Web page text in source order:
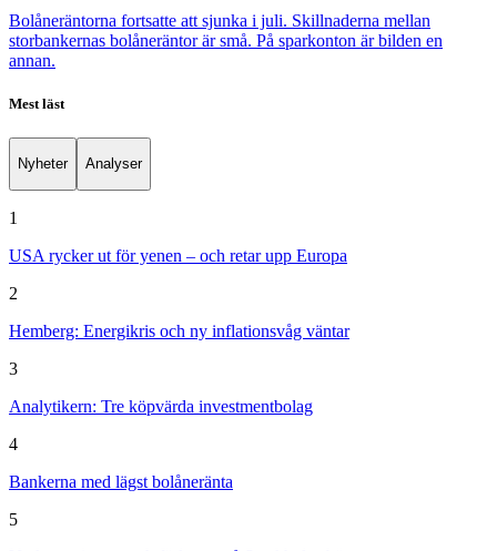
Bolåneräntorna fortsatte att sjunka i juli. Skillnaderna mellan
storbankernas bolåneräntor är små. På sparkonton är bilden en
annan.
Mest läst
Nyheter Analyser
1
USA rycker ut för yenen – och retar upp Europa
2
Hemberg: Energikris och ny inflationsvåg väntar
3
Analytikern: Tre köpvärda investmentbolag
4
Bankerna med lägst bolåneränta
5